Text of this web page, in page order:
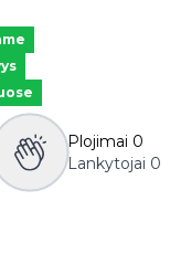
Plojimai 0
Lankytojai 0